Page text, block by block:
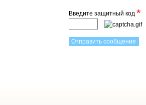
Введите защитный код *